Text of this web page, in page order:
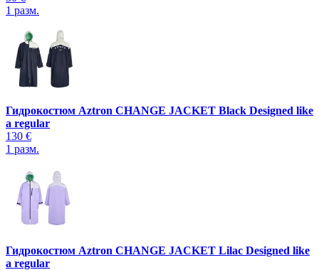
1 разм.
Гидрокостюм Aztron CHANGE JACKET Black Designed like
a regular
130 €
1 разм.
Гидрокостюм Aztron CHANGE JACKET Lilac Designed like
a regular